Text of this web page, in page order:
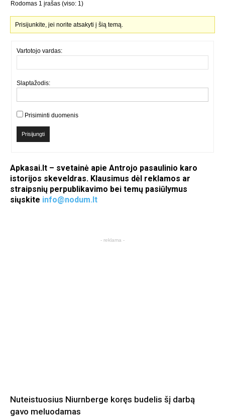
Rodomas 1 įrašas (viso: 1)
Prisijunkite, jei norite atsakyti į šią temą.
Vartotojo vardas:
Slaptažodis:
Prisiminti duomenis
Prisijungti
Apkasai.lt – svetainė apie Antrojo pasaulinio karo
istorijos skeveldras. Klausimus dėl reklamos ar
straipsnių perpublikavimo bei temų pasiūlymus
siųskite info@nodum.lt
- reklama -
Nuteistuosius Niurnberge koręs budelis šį darbą
gavo meluodamas